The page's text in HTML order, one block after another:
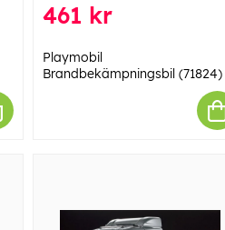
461 kr
Playmobil
Brandbekämpningsbil (71824)